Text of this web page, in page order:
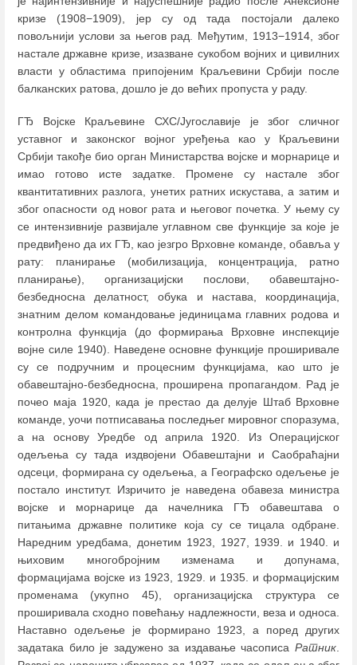
кризе (1908−1909), јер су од тада постојали далеко
повољнији услови за његов рад. Међутим, 1913−1914, због
настале државне кризе, изазване сукобом војних и цивилних
власти у областима припојеним Краљевини Србији после
балканских ратова, дошло је до већих пропуста у раду.
ГЂ Војске Краљевине СХС/Југославије је због сличног
уставног и законског војног уређења као у Краљевини
Србији такође био орган Министарства војске и морнарице и
имао готово исте задатке. Промене су настале због
квантитативних разлога, унетих ратних искустава, а затим и
због опасности од новог рата и његовог почетка. У њему су
се интензивније развијале углавном све функције за које је
предвиђено да их ГЂ, као језгро Врховне команде, обавља у
рату: планирање (мобилизација, концентрација, ратно
планирање), организацијски послови, обавештајно-
безбедносна делатност, обука и настава, координација,
знатним делом командовање јединицама главних родова и
контролна функција (до формирања Врховне инспекције
војне силе 1940). Наведене основне функције проширивале
су се подручним и процесним функцијама, као што је
обавештајно-безбедносна, проширена пропагандом. Рад је
почео маја 1920, када је престао да делује Штаб Врховне
команде, уочи потписавања последњег мировног споразума,
а на основу Уредбе од априла 1920. Из Операцијског
одељења су тада издвојени Обавештајни и Саобраћајни
одсеци, формирана су одељења, а Географско одељење је
постало институт. Изричито је наведена обавеза министра
војске и морнарице да начелника ГЂ обавештава о
питањима државне политике која су се тицала одбране.
Наредним уредбама, донетим 1923, 1927, 1939. и 1940. и
њиховим многобројним изменама и допунама,
формацијама војске из 1923, 1929. и 1935. и формацијским
променама (укупно 45), организацијска структура се
проширивала сходно повећању надлежности, веза и односа.
Наставно одељење је формирано 1923, а поред других
задатака било је задужено за издавање часописа Ратник